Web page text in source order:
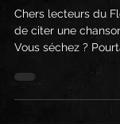
entre
Chers lecteurs du
de citer une chanson d'amour Des Pink Floyd ?
Vous séchez ?